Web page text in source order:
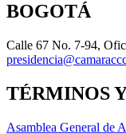
BOGOTÁ
Calle 67 No. 7-94,
TÉRMINOS
Asamblea General de